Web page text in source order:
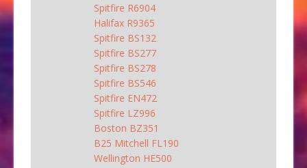
Spitfire R6904
Halifax R9365
Spitfire BS132
Spitfire BS277
Spitfire BS278
Spitfire BS546
Spitfire EN472
Spitfire LZ996
Boston BZ351
B25 Mitchell FL190
Wellington HE500